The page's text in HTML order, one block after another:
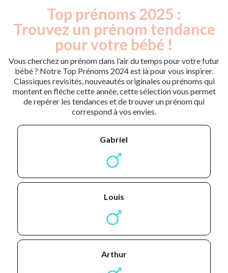
Top prénoms 2025 :
Trouvez un prénom tendance
pour votre bébé !
Vous cherchez un prénom dans l’air du temps pour votre futur
bébé ? Notre Top Prénoms 2024 est là pour vous inspirer.
Classiques revisités, nouveautés originales ou prénoms qui
montent en flèche cette année, cette sélection vous permet
de repérer les tendances et de trouver un prénom qui
correspond à vos envies.
gabriel
louis
arthur